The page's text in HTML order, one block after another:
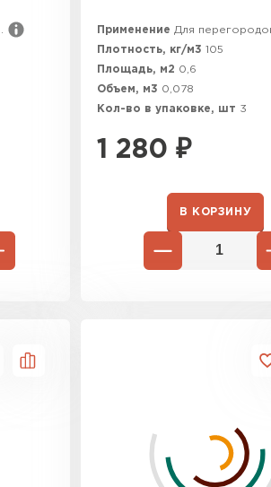
Применение Для
Плотность, кг/м3 105
Площадь, м2 0,6
Объем, м3 0,078
Кол-во в упаковке, шт 3
1 280 ₽
В КОРЗИНУ